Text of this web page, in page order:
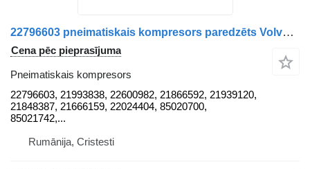
22796603 pneimatiskais kompresors paredzēts Volvo kravas automašīnas
Cena pēc pieprasījuma
Pneimatiskais kompresors
22796603, 21993838, 22600982, 21866592, 21939120,
21848387, 21666159, 22024404, 85020700,
85021742,...
Rumānija, Cristesti